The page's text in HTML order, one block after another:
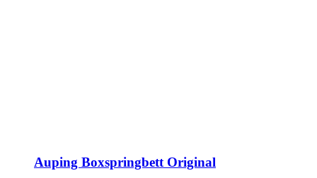
Auping Boxspringbett Original